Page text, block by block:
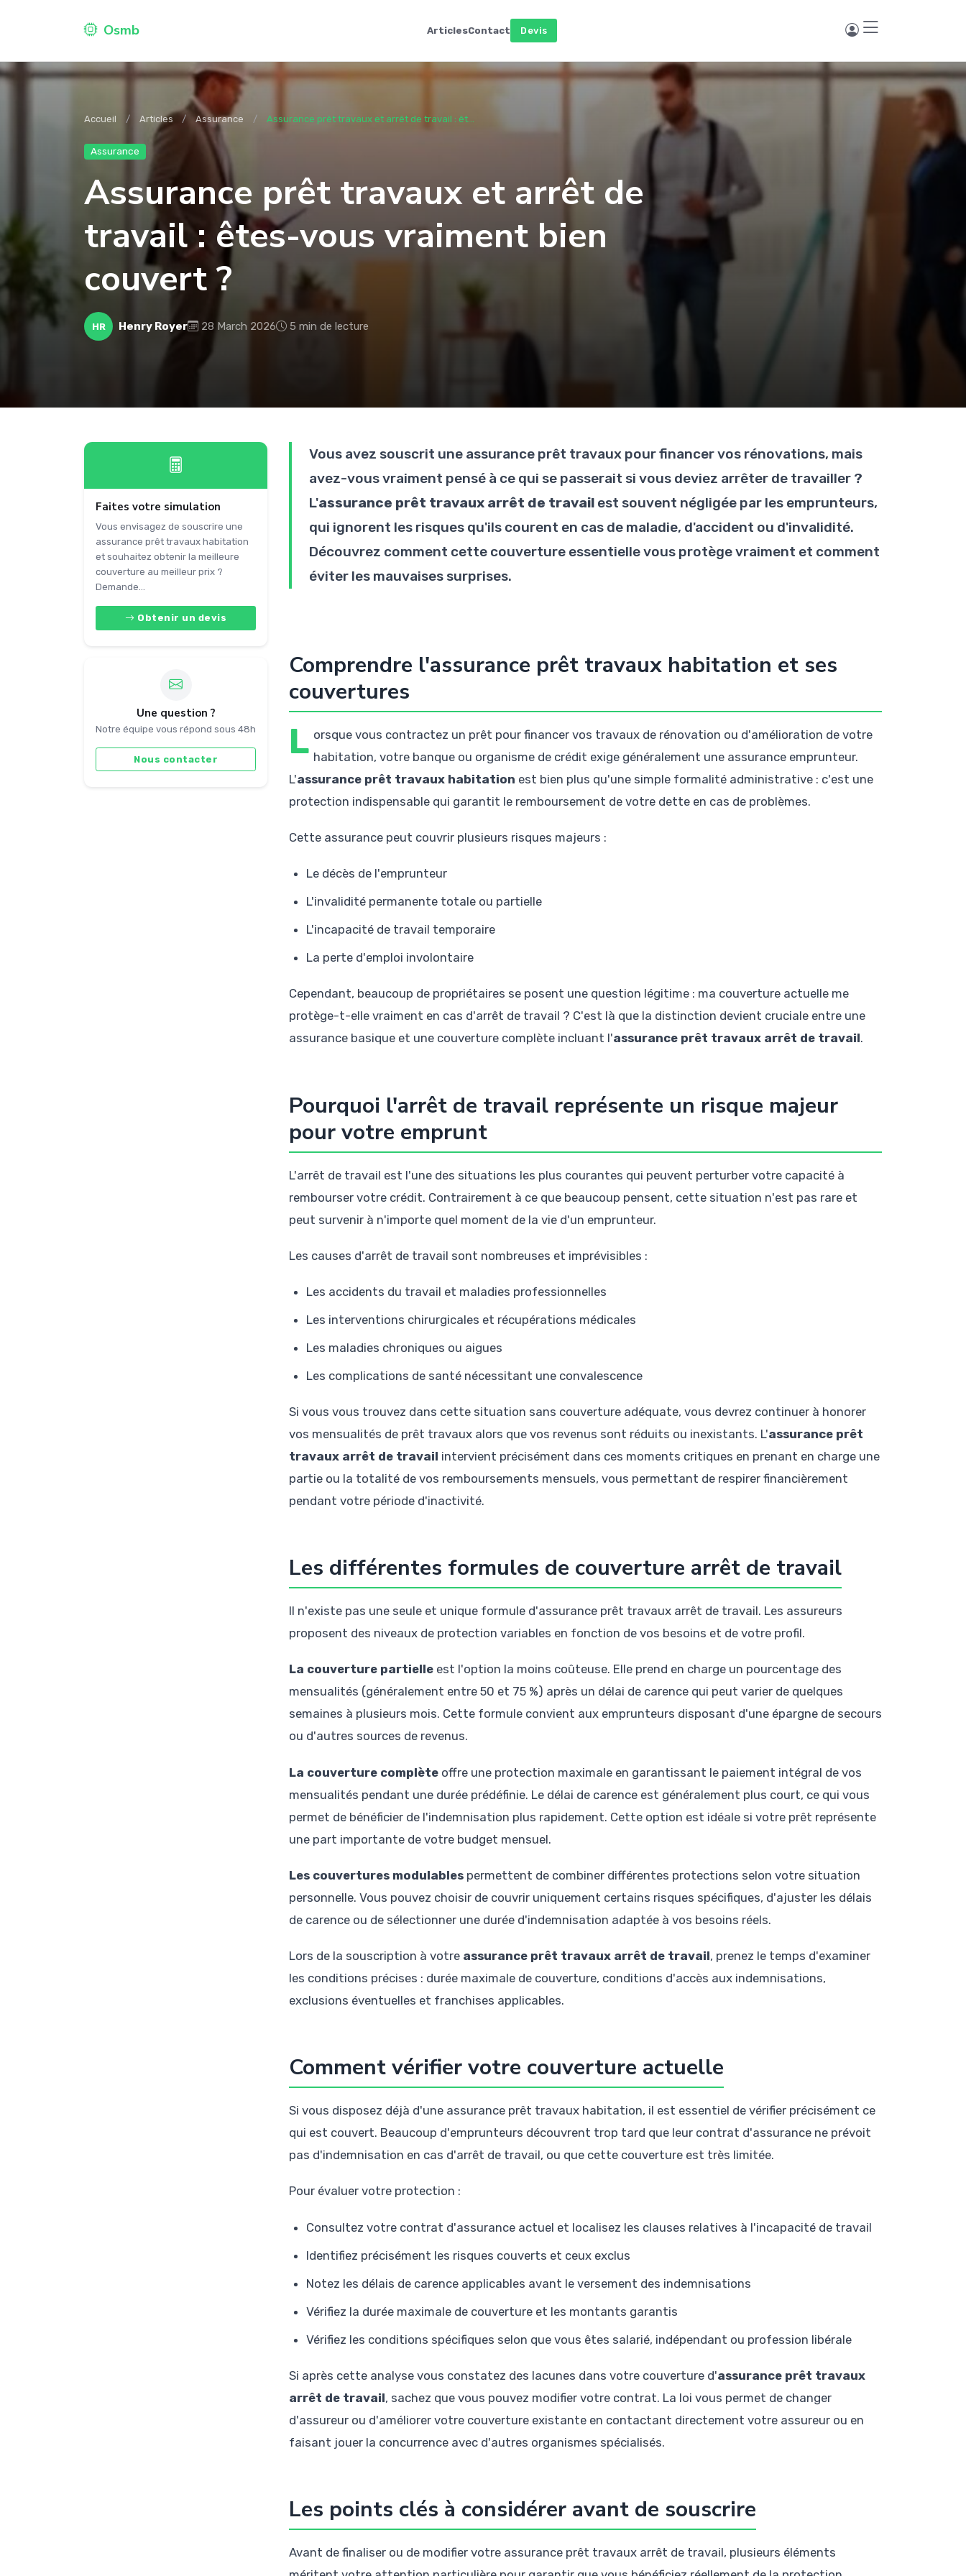
Osmb ArticlesContact Devis
Accueil Articles Assurance Assurance prêt travaux et arrêt de travail : êt...
Assurance
Assurance prêt travaux et arrêt de
travail : êtes-vous vraiment bien
couvert ?
HR Henry Royer 28 March 2026 5 min de lecture
Faites votre simulation
Vous envisagez de souscrire une
assurance prêt travaux habitation
et souhaitez obtenir la meilleure
couverture au meilleur prix ?
Demande...
Obtenir un devis
Une question ?
Notre équipe vous répond sous 48h
Nous contacter
Vous avez souscrit une assurance prêt travaux pour financer vos rénovations, mais
avez-vous vraiment pensé à ce qui se passerait si vous deviez arrêter de travailler ?
L'assurance prêt travaux arrêt de travail est souvent négligée par les emprunteurs,
qui ignorent les risques qu'ils courent en cas de maladie, d'accident ou d'invalidité.
Découvrez comment cette couverture essentielle vous protège vraiment et comment
éviter les mauvaises surprises.
Comprendre l'assurance prêt travaux habitation et ses
couvertures
L orsque vous contractez un prêt pour financer vos travaux de rénovation ou d'amélioration de votre
habitation, votre banque ou organisme de crédit exige généralement une assurance emprunteur.
L'assurance prêt travaux habitation est bien plus qu'une simple formalité administrative : c'est une
protection indispensable qui garantit le remboursement de votre dette en cas de problèmes.
Cette assurance peut couvrir plusieurs risques majeurs :
Le décès de l'emprunteur
L'invalidité permanente totale ou partielle
L'incapacité de travail temporaire
La perte d'emploi involontaire
Cependant, beaucoup de propriétaires se posent une question légitime : ma couverture actuelle me
protège-t-elle vraiment en cas d'arrêt de travail ? C'est là que la distinction devient cruciale entre une
assurance basique et une couverture complète incluant l'assurance prêt travaux arrêt de travail.
Pourquoi l'arrêt de travail représente un risque majeur
pour votre emprunt
L'arrêt de travail est l'une des situations les plus courantes qui peuvent perturber votre capacité à
rembourser votre crédit. Contrairement à ce que beaucoup pensent, cette situation n'est pas rare et
peut survenir à n'importe quel moment de la vie d'un emprunteur.
Les causes d'arrêt de travail sont nombreuses et imprévisibles :
Les accidents du travail et maladies professionnelles
Les interventions chirurgicales et récupérations médicales
Les maladies chroniques ou aigues
Les complications de santé nécessitant une convalescence
Si vous vous trouvez dans cette situation sans couverture adéquate, vous devrez continuer à honorer
vos mensualités de prêt travaux alors que vos revenus sont réduits ou inexistants. L'assurance prêt
travaux arrêt de travail intervient précisément dans ces moments critiques en prenant en charge une
partie ou la totalité de vos remboursements mensuels, vous permettant de respirer financièrement
pendant votre période d'inactivité.
Les différentes formules de couverture arrêt de travail
Il n'existe pas une seule et unique formule d'assurance prêt travaux arrêt de travail. Les assureurs
proposent des niveaux de protection variables en fonction de vos besoins et de votre profil.
La couverture partielle est l'option la moins coûteuse. Elle prend en charge un pourcentage des
mensualités (généralement entre 50 et 75 %) après un délai de carence qui peut varier de quelques
semaines à plusieurs mois. Cette formule convient aux emprunteurs disposant d'une épargne de secours
ou d'autres sources de revenus.
La couverture complète offre une protection maximale en garantissant le paiement intégral de vos
mensualités pendant une durée prédéfinie. Le délai de carence est généralement plus court, ce qui vous
permet de bénéficier de l'indemnisation plus rapidement. Cette option est idéale si votre prêt représente
une part importante de votre budget mensuel.
Les couvertures modulables permettent de combiner différentes protections selon votre situation
personnelle. Vous pouvez choisir de couvrir uniquement certains risques spécifiques, d'ajuster les délais
de carence ou de sélectionner une durée d'indemnisation adaptée à vos besoins réels.
Lors de la souscription à votre assurance prêt travaux arrêt de travail, prenez le temps d'examiner
les conditions précises : durée maximale de couverture, conditions d'accès aux indemnisations,
exclusions éventuelles et franchises applicables.
Comment vérifier votre couverture actuelle
Si vous disposez déjà d'une assurance prêt travaux habitation, il est essentiel de vérifier précisément ce
qui est couvert. Beaucoup d'emprunteurs découvrent trop tard que leur contrat d'assurance ne prévoit
pas d'indemnisation en cas d'arrêt de travail, ou que cette couverture est très limitée.
Pour évaluer votre protection :
Consultez votre contrat d'assurance actuel et localisez les clauses relatives à l'incapacité de travail
Identifiez précisément les risques couverts et ceux exclus
Notez les délais de carence applicables avant le versement des indemnisations
Vérifiez la durée maximale de couverture et les montants garantis
Vérifiez les conditions spécifiques selon que vous êtes salarié, indépendant ou profession libérale
Si après cette analyse vous constatez des lacunes dans votre couverture d'assurance prêt travaux
arrêt de travail, sachez que vous pouvez modifier votre contrat. La loi vous permet de changer
d'assureur ou d'améliorer votre couverture existante en contactant directement votre assureur ou en
faisant jouer la concurrence avec d'autres organismes spécialisés.
Les points clés à considérer avant de souscrire
Avant de finaliser ou de modifier votre assurance prêt travaux arrêt de travail, plusieurs éléments